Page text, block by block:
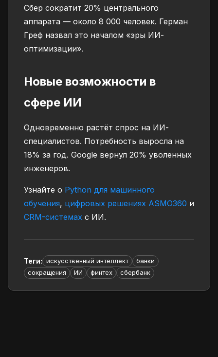
Сбер сократит 20% центрального
аппарата — около 8 000 человек. Герман
Греф назвал это началом «эры ИИ-
оптимизации».
Новые возможности в
сфере ИИ
Одновременно растёт спрос на ИИ-
специалистов. Потребность выросла на
18% за год. Google вернул 20% уволенных
инженеров.
Узнайте о Python для машинного
обучения, цифровых решениях ASMO360 и
CRM-системах с ИИ.
Теги: искусственный интеллект
банки
сокращения
ИИ финтех сбербанк